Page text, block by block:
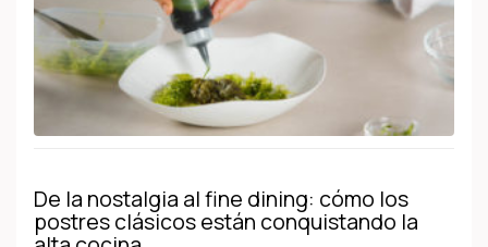
De la nostalgia al fine dining: cómo los
postres clásicos están conquistando la